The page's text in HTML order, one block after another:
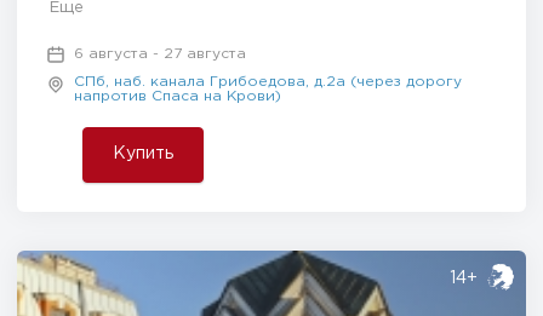
Еще
6 августа - 27 августа
СПб, наб. канала Грибоедова, д.2а (через дорогу
напротив Спаса на Крови)
Купить
14+